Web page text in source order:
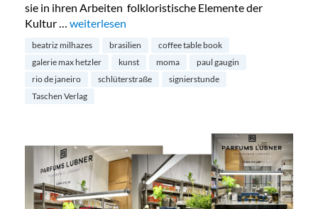
sie in ihren Arbeiten folkloristische Elemente der
Kultur … „Einladung zur Signierstunde von Beatriz Milhazes“
weiterlesen
beatriz milhazes brasilien
coffee table book
galerie max hetzler
kunst moma
paul gaugin
rio de janeiro
schlüterstraße
signierstunde
Taschen Verlag